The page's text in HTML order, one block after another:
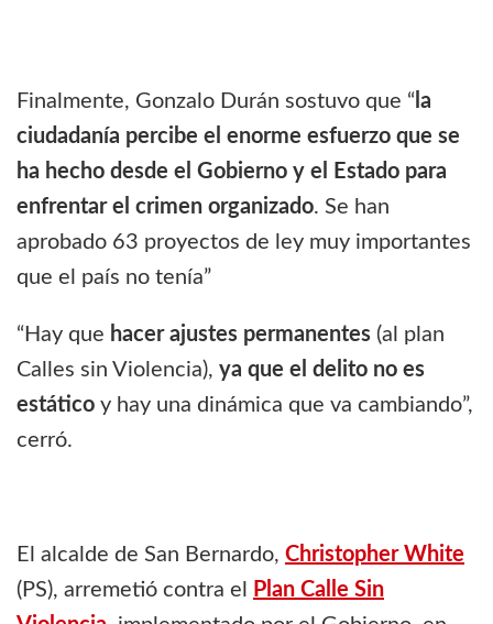
Finalmente, Gonzalo Durán sostuvo que “ la
ciudadanía percibe el enorme esfuerzo que se
ha hecho desde el Gobierno y el Estado para
enfrentar el crimen organizado. Se han
aprobado 63 proyectos de ley muy importantes
que el país no tenía”
“Hay que hacer ajustes permanentes (al plan
Calles sin Violencia), ya que el delito no es
estático y hay una dinámica que va cambiando”,
cerró.
El alcalde de San Bernardo, Christopher White
(PS), arremetió contra el
Plan Calle Sin